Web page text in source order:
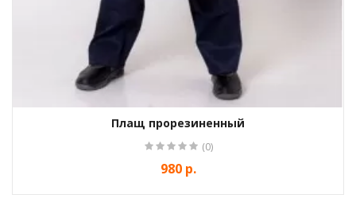
Плащ прорезиненный
(0)
980 р.